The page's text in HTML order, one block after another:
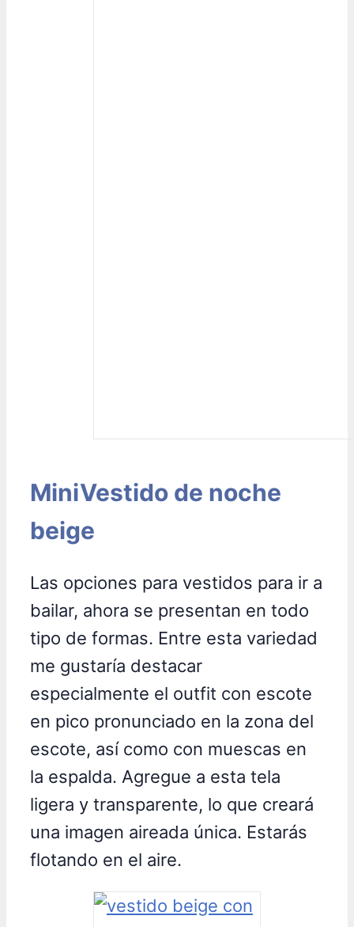
MiniVestido de noche
beige
Las opciones para vestidos para ir a
bailar, ahora se presentan en todo
tipo de formas. Entre esta variedad
me gustaría destacar
especialmente el outfit con escote
en pico pronunciado en la zona del
escote, así como con muescas en
la espalda. Agregue a esta tela
ligera y transparente, lo que creará
una imagen aireada única. Estarás
flotando en el aire.